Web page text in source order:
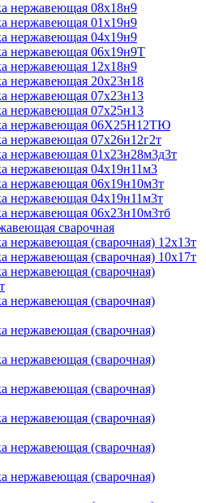
нержавеющая 08х18н9
нержавеющая 01х19н9
нержавеющая 04х19н9
нержавеющая 06х19н9Т
нержавеющая 12х18н9
нержавеющая 20х23н18
нержавеющая 07х23н13
нержавеющая 07х25н13
нержавеющая 06Х25Н12ТЮ
нержавеющая 07х26н12г2т
нержавеющая 01х23н28м3д3т
нержавеющая 04х19н11м3
нержавеющая 06х19н10м3т
нержавеющая 04х19н11м3т
нержавеющая 06х23н10м3тб
сварочная
нержавеющая (сварочная) 12х13т
нержавеющая (сварочная) 10х17т
нержавеющая (сварочная)
нержавеющая (сварочная)
нержавеющая (сварочная)
нержавеющая (сварочная)
нержавеющая (сварочная)
нержавеющая (сварочная)
нержавеющая (сварочная)
нержавеющая (сварочная)